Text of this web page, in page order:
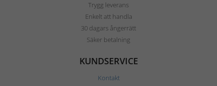
Trygg leverans
Enkelt att handla
30 dagars ångerrätt
Säker betalning
KUNDSERVICE
Kontakt